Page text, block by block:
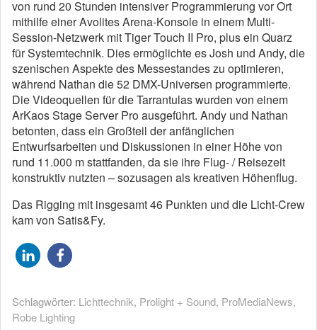
von rund 20 Stunden intensiver Programmierung vor Ort
mithilfe einer Avolites Arena-Konsole in einem Multi-
Session-Netzwerk mit Tiger Touch II Pro, plus ein Quarz
für Systemtechnik. Dies ermöglichte es Josh und Andy, die
szenischen Aspekte des Messestandes zu optimieren,
während Nathan die 52 DMX-Universen programmierte.
Die Videoquellen für die Tarrantulas wurden von einem
ArKaos Stage Server Pro ausgeführt. Andy und Nathan
betonten, dass ein Großteil der anfänglichen
Entwurfsarbeiten und Diskussionen in einer Höhe von
rund 11.000 m stattfanden, da sie ihre Flug- / Reisezeit
konstruktiv nutzten – sozusagen als kreativen Höhenflug.
Das Rigging mit insgesamt 46 Punkten und die Licht-Crew
kam von Satis&Fy.
Schlagwörter: Lichttechnik, Prolight + Sound, ProMediaNews,
Robe Lighting